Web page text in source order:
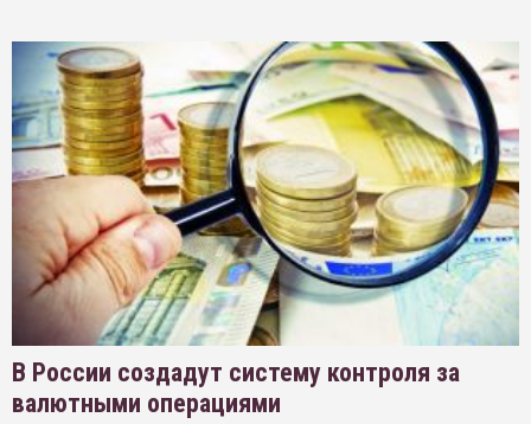
В России создадут систему контроля за
валютными операциями